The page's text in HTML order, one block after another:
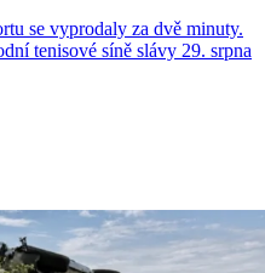
se vyprodaly za dvě minuty.
tenisové síně slávy 29. srpna